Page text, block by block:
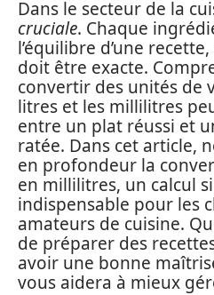
Dans le secteur de la
cruciale. Chaque
l’équilibre d’une
doit être exacte.
convertir des unités de
litres et les millilitres
entre un plat réussi et
ratée. Dans cet article,
en profondeur la
en millilitres, un calcul
indispensable pour les
amateurs de cuisine.
de préparer des
avoir une bonne
vous aidera à mieux